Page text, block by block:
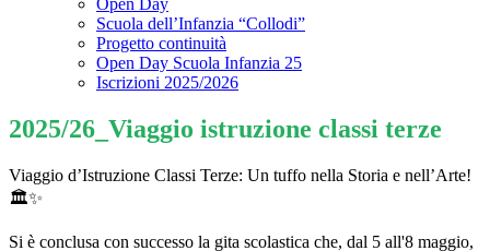
Open Day
Scuola dell’Infanzia “Collodi”
Progetto continuità
Open Day Scuola Infanzia 25
Iscrizioni 2025/2026
2025/26_Viaggio istruzione classi terze
Viaggio d’Istruzione Classi Terze: Un tuffo nella Storia e nell’Arte!
🏛️✨
Si è conclusa con successo la gita scolastica che, dal 5 all'8 maggio,